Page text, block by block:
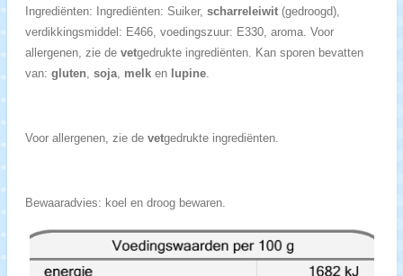
Ingrediënten: Ingrediënten: Suiker, scharreleiwit(gedroogd),
verdikkingsmiddel: E466, voedingszuur: E330, aroma. Voor
allergenen, zie de vetgedrukte ingrediënten. Kan sporen bevatten
van: gluten, soja, melken lupine.
Voor allergenen, zie de vetgedrukte ingrediënten.
Bewaaradvies: koel en droog bewaren.